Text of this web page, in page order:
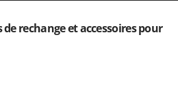
de rechange et accessoires pour